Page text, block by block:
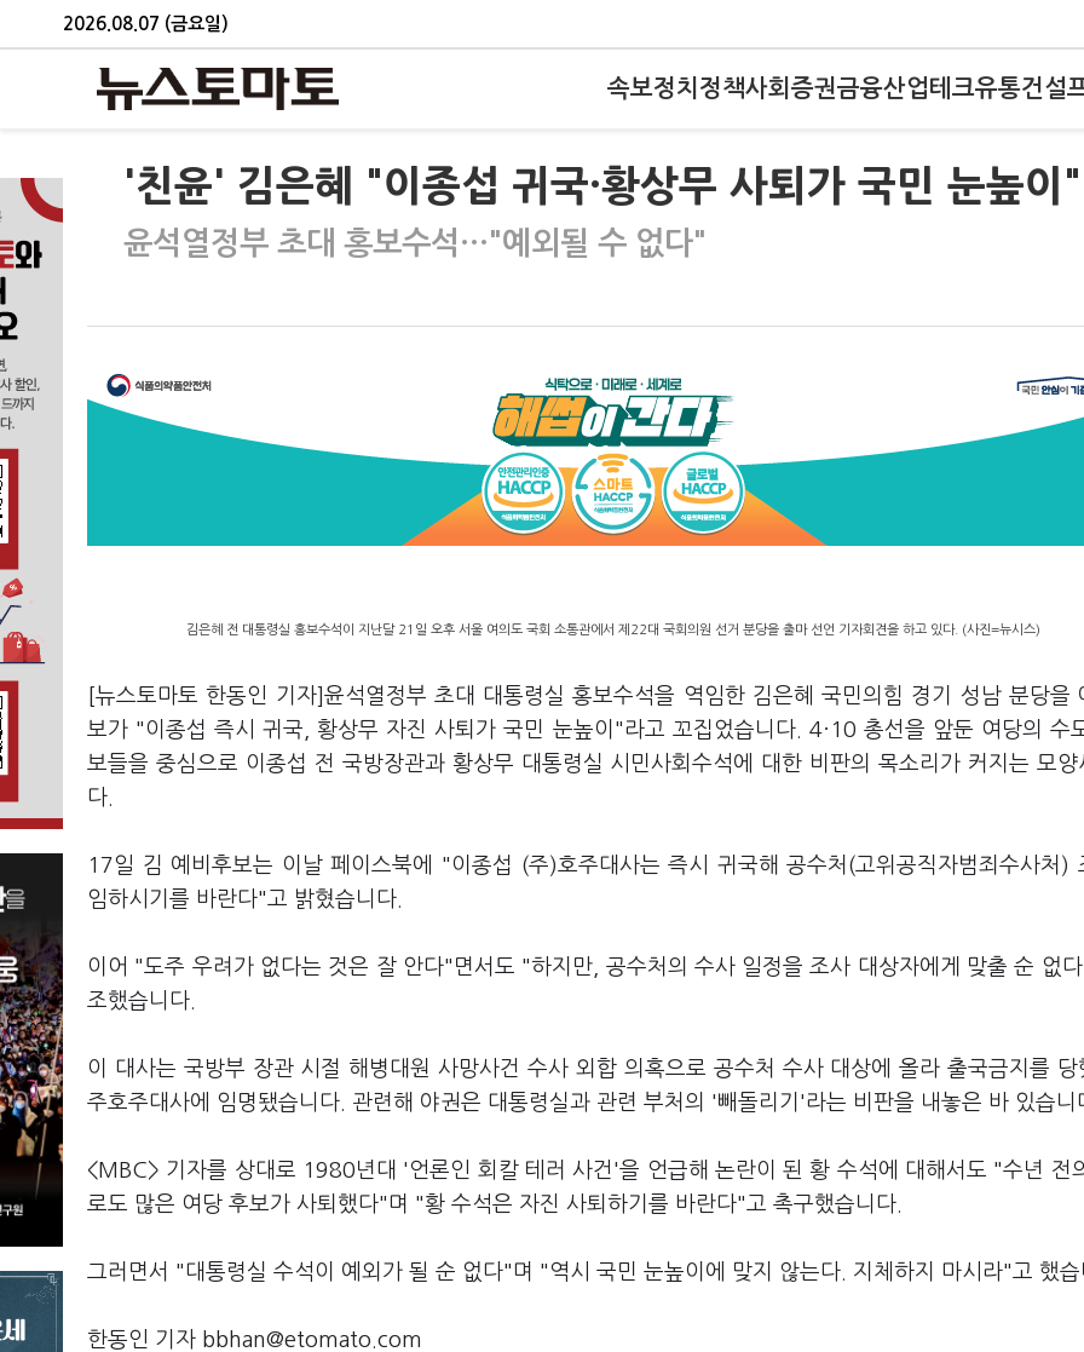
2026.08.07 (금요일)
속보정치 정책사회 증권금융산업테크유통건설
'친윤' 김은혜 "이종섭 귀국·황상무 사퇴가 국민 눈높이"
윤석열정부 초대 홍보수석…"예외될 수 없다"
김은혜 전 대통령실 홍보수석이 지난달 21일 오후 서울 여의도 국회 소통관에서 제22대 국회의원 선거 분당을 출마 선언 기자회견을 하고 있다. (사진=뉴시스)
[뉴스토마토 한동인 기자]윤석열정부 초대 대통령실 홍보수석을 역임한 김은혜 국민의힘 경기 성남 분당을
보가 "이종섭 즉시 귀국, 황상무 자진 사퇴가 국민 눈높이"라고 꼬집었습니다. 4·10 총선을 앞둔 여당의 수
보들을 중심으로 이종섭 전 국방장관과 황상무 대통령실 시민사회수석에 대한 비판의 목소리가 커지는 모양
다.
17일 김 예비후보는 이날 페이스북에 "이종섭 (주)호주대사는 즉시 귀국해 공수처(고위공직자범죄수사처)
임하시기를 바란다"고 밝혔습니다.
이어 "도주 우려가 없다는 것은 잘 안다"면서도 "하지만, 공수처의 수사 일정을 조사 대상자에게 맞출 순 없
조했습니다.
이 대사는 국방부 장관 시절 해병대원 사망사건 수사 외합 의혹으로 공수처 수사 대상에 올라 출국금지를 당
주호주대사에 임명됐습니다. 관련해 야권은 대통령실과 관련 부처의 '빼돌리기'라는 비판을 내놓은 바 있습니
<MBC> 기자를 상대로 1980년대 '언론인 회칼 테러 사건'을 언급해 논란이 된 황 수석에 대해서도 "수년 전
로도 많은 여당 후보가 사퇴했다"며 "황 수석은 자진 사퇴하기를 바란다"고 촉구했습니다.
그러면서 "대통령실 수석이 예외가 될 순 없다"며 "역시 국민 눈높이에 맞지 않는다. 지체하지 마시라"고 했
한동인 기자 bbhan@etomato.com